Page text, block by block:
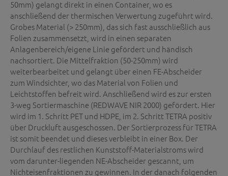
50mm) gelangt direkt in einen Container, wo es
anschließend der thermischen Verwertung zugeführt wird.
Grobes Material (> 250mm), das sich fast ausschließlich aus
Folien zusammensetzt, wird in einen separaten
Anlagenbereich/eigene Linie gefördert und händisch
nachsortiert. Die Mittelfraktion (50-250mm) wird
weiterbearbeitet und gelangt über einen FE-Abscheider
zum Windsichter, wo das Material von Folien und
Leichtstoffen befreit wird. Anschließend wird es zur ersten
3-weg Sortiermaschine (REDWAVE NIR 2000) gefördert. Hier
wird im 1. Schritt PET und HDPE, im 2. Schritt TETRA positiv
über Druckluft ausgeschossen. Der Sortierprozess für TETRA
ist somit beendet und dieses verbleibt in einer Box. Der
Durchlauf des restlichen Kunststoff-Materialstroms wird
vom darunter-liegenden NE-Abscheider gescannt, um
Nichteisenfraktionen zu gewinnen. In der danach folgenden